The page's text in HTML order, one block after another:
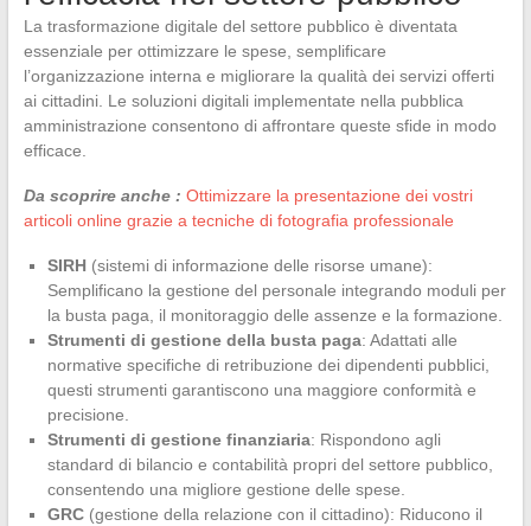
La trasformazione digitale del settore pubblico è diventata
essenziale per ottimizzare le spese, semplificare
l’organizzazione interna e migliorare la qualità dei servizi offerti
ai cittadini. Le soluzioni digitali implementate nella pubblica
amministrazione consentono di affrontare queste sfide in modo
efficace.
Da scoprire anche : Ottimizzare la presentazione dei vostri
articoli online grazie a tecniche di fotografia professionale
SIRH(sistemi di informazione delle risorse umane):
Semplificano la gestione del personale integrando moduli per
la busta paga, il monitoraggio delle assenze e la formazione.
Strumenti di gestione della busta paga: Adattati alle
normative specifiche di retribuzione dei dipendenti pubblici,
questi strumenti garantiscono una maggiore conformità e
precisione.
Strumenti di gestione finanziaria: Rispondono agli
standard di bilancio e contabilità propri del settore pubblico,
consentendo una migliore gestione delle spese.
GRC(gestione della relazione con il cittadino): Riducono il